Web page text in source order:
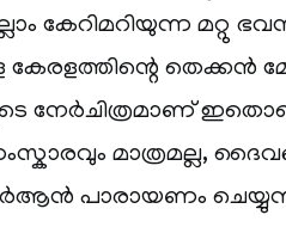
കേറിമറിയുന്ന മറ്റു
കേരളത്തിന്റെ തെക്കന്‍
നേര്‍ചിത്രമാണ്
മാത്രമല്ല,
പാരായണം